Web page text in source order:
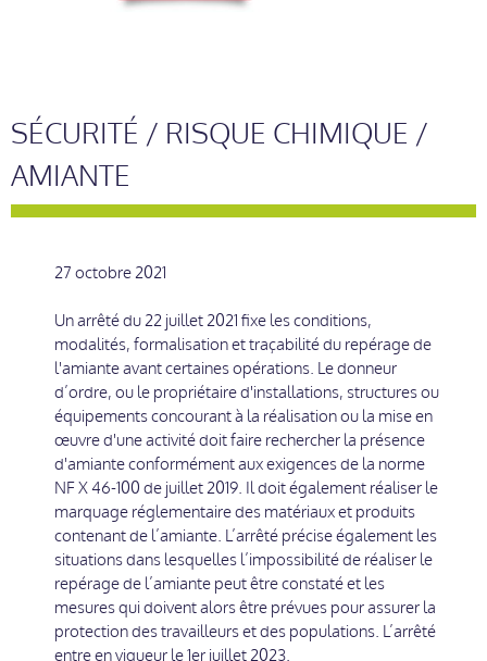
SÉCURITÉ / RISQUE CHIMIQUE /
AMIANTE
27 octobre 2021
Un arrêté du 22 juillet 2021 fixe les conditions,
modalités, formalisation et traçabilité du repérage de
l'amiante avant certaines opérations. Le donneur
d’ordre, ou le propriétaire d'installations, structures ou
équipements concourant à la réalisation ou la mise en
œuvre d'une activité doit faire rechercher la présence
d'amiante conformément aux exigences de la norme
NF X 46-100 de juillet 2019. Il doit également réaliser le
marquage réglementaire des matériaux et produits
contenant de l’amiante. L’arrêté précise également les
situations dans lesquelles l’impossibilité de réaliser le
repérage de l’amiante peut être constaté et les
mesures qui doivent alors être prévues pour assurer la
protection des travailleurs et des populations. L’arrêté
entre en vigueur le 1er juillet 2023.